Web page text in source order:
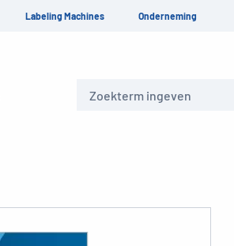
Labeling Machines Onderneming